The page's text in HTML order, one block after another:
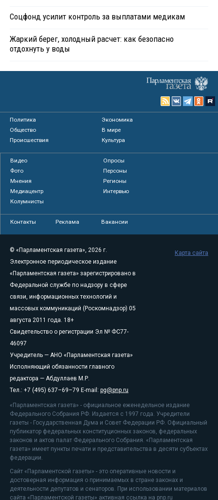
Соцфонд усилит контроль за выплатами медикам
Жаркий берег, холодный расчет: как безопасно
отдохнуть у воды
Политика
Экономика
Общество
В мире
Происшествия
Культура
Видео
Опросы
Фото
Персоны
Мнения
Регионы
Медиацентр
Интервью
Колумнисты
Контакты Реклама Вакансии
© «Парламентская газета», 2026 г.
Электронное периодическое издание
«Парламентская газета» зарегистрировано в
Федеральной службе по надзору в сфере
связи, информационных технологий и
массовых коммуникаций (Роскомнадзор) 05
августа 2011 года. 18+
Свидетельство о регистрации Эл № ФС77-
46097
Учредитель — АНО «Парламентская газета»
Исполняющий обязанности главного
редактора — Абдуллаев М.Р.
Тел.: +7 (495) 637–69–79 E-mail: pg@pnp.ru
«Парламентская газета» - официальное еженедельное издание
Федерального Собрания РФ. Издается с 1997 года. Учредители
газеты - Государственная Дума и Совет Федерации РФ. Официальный
публикатор федеральных конституционных законов, федеральных
законов и актов палат Федерального Собрания. «Парламентская
газета» имеет пункты печати и представительства в десяти субъектах
федерации.
Сайт «Парламентской газеты» - это оперативные новости и
достоверная информация о принимаемых в стране законах и
деятельности депутатов и сенаторов. При использовании материалов
сайта «Парламентской газеты» активная ссылка на pnp.ru
Карта сайта